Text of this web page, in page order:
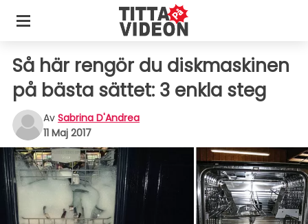
Så här rengör du diskmaskinen
på bästa sättet: 3 enkla steg
Av Sabrina D'Andrea
11 Maj 2017